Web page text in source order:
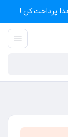
پرداخت کن !